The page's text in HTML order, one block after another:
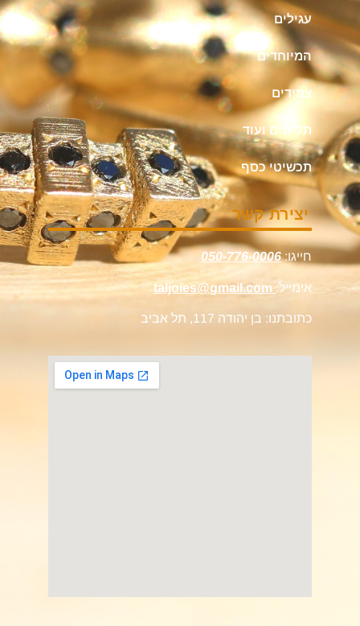
עגילים
המיוחדים
צמידים
תליונים ועוד
תכשיטי כסף
יצירת קשר
חייגו:050-776-0006
אימייל: taljoies@gmail.com
כתובתנו: בן יהודה 117, תל אביב